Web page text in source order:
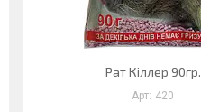
Рат Кіллер 90гр.
420